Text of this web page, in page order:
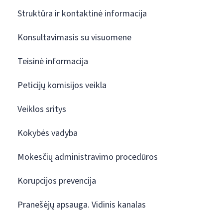
Struktūra ir kontaktinė informacija
Konsultavimasis su visuomene
Teisinė informacija
Peticijų komisijos veikla
Veiklos sritys
Kokybės vadyba
Mokesčių administravimo procedūros
Korupcijos prevencija
Pranešėjų apsauga. Vidinis kanalas